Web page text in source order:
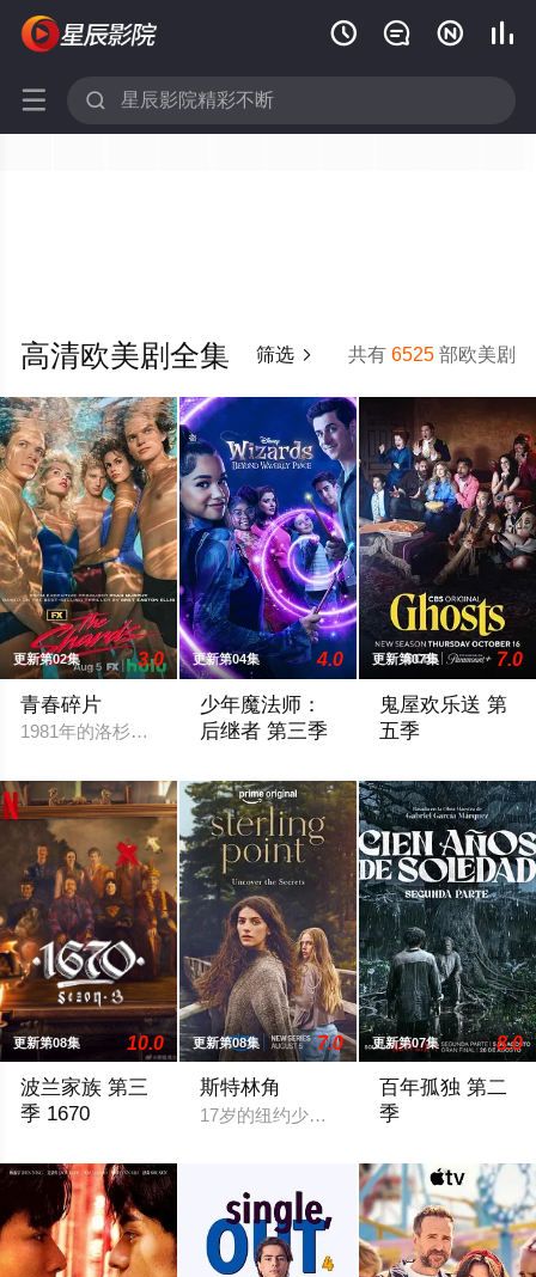
   
 
共有6525 部欧美剧
高清欧美剧全集 筛选 
更新第02集 3.0
青春碎片
1981年的洛杉矶 ，一班精英名校的高中生原本过住灿烂生活，
更新第04集 4.0
少年魔法师：
后继者 第三季
更新第07集 7.0
鬼屋欢乐送 第
五季
更新第08集 10.0
波兰家族 第三
季 1670
更新第08集 7.0
斯特林角
17岁的纽约少女Annie（艾拉·鲁宾 饰）
更新第07集 8.0
百年孤独 第二
季